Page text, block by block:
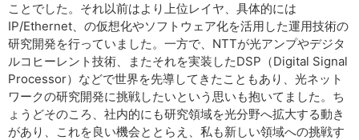
ことでした。それ以前はより上位レイヤ、具体的には
IP/Ethernet、の仮想化やソフトウェア化を活用した運用技術の
研究開発を行っていました。一方で、NTTが光アンプやデジタ
ルコヒーレント技術、またそれを実装したDSP（Digital Signal
Processor）などで世界を先導してきたこともあり、光ネット
ワークの研究開発に挑戦したいという思いも抱いてました。ち
ょうどそのころ、社内的にも研究領域を光分野へ拡大する動き
があり、これを良い機会ととらえ、私も新しい領域への挑戦す